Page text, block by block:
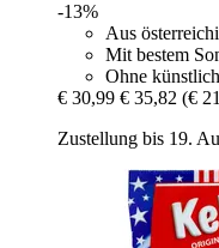
-13%
Aus
Mit bestem
Ohne
€ 30,99 € 35,82 (€
Zustellung bis 19.